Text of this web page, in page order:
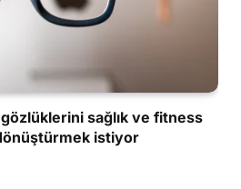
gözlüklerini sağlık ve fitness
istiyor